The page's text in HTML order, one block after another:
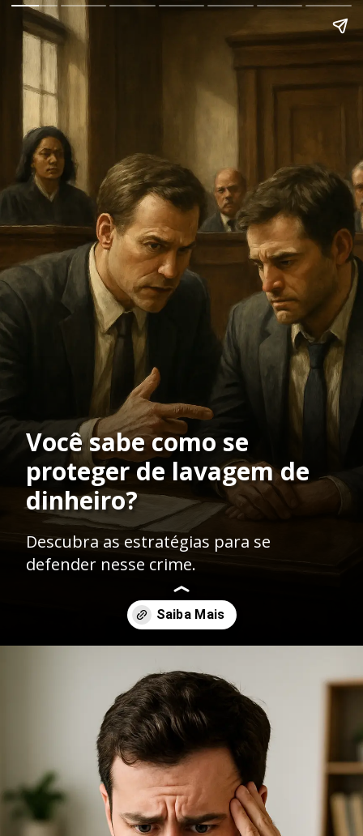
Você sabe como se
proteger de lavagem de
dinheiro?
Descubra as estratégias para se
defender nesse crime.
https://ademilsoncs.adv.br/